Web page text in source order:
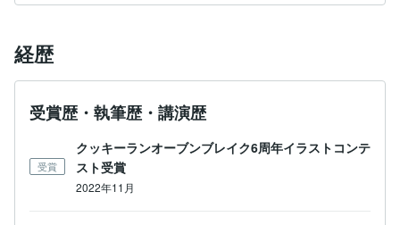
経歴
受賞歴・執筆歴・講演歴
受賞
クッキーランオーブンブレイク6周年イラストコンテ
スト受賞
2022年11月